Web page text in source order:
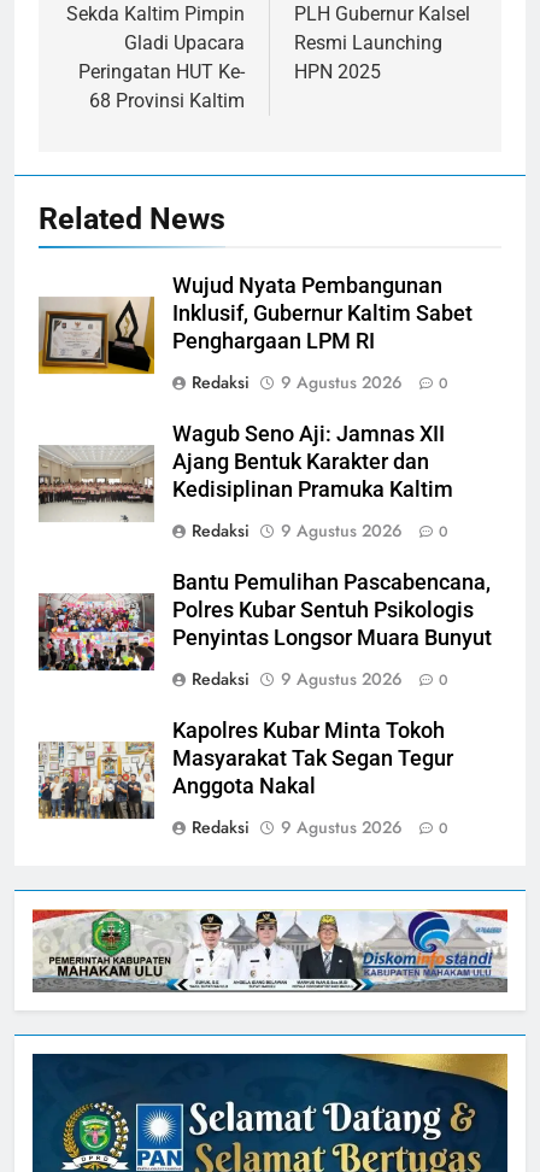
pos
Sekda Kaltim Pimpin
Gladi Upacara
Peringatan HUT Ke-
68 Provinsi Kaltim
PLH Gubernur Kalsel
Resmi Launching
HPN 2025
Related News
Wujud Nyata Pembangunan
Inklusif, Gubernur Kaltim Sabet
Penghargaan LPM RI
Redaksi
9 Agustus 2026 0
Wagub Seno Aji: Jamnas XII
Ajang Bentuk Karakter dan
Kedisiplinan Pramuka Kaltim
Redaksi
9 Agustus 2026 0
Bantu Pemulihan Pascabencana,
Polres Kubar Sentuh Psikologis
Penyintas Longsor Muara Bunyut
Redaksi
9 Agustus 2026 0
Kapolres Kubar Minta Tokoh
Masyarakat Tak Segan Tegur
Anggota Nakal
Redaksi
9 Agustus 2026 0